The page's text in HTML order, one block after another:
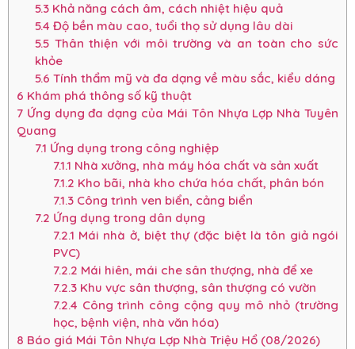
5.3Khả năng cách âm, cách nhiệt hiệu quả
5.4 Độ bền màu cao, tuổi thọ sử dụng lâu dài
5.5Thân thiện với môi trường và an toàn cho sức
khỏe
5.6 Tính thẩm mỹ và đa dạng về màu sắc, kiểu dáng
6 Khám phá thông số kỹ thuật
7 Ứng dụng đa dạng của Mái Tôn Nhựa Lợp Nhà Tuyên
Quang
7.1 Ứng dụng trong công nghiệp
7.1.1 Nhà xưởng, nhà máy hóa chất và sản xuất
7.1.2 Kho bãi, nhà kho chứa hóa chất, phân bón
7.1.3Công trình ven biển, cảng biển
7.2 Ứng dụng trong dân dụng
7.2.1 Mái nhà ở, biệt thự (đặc biệt là tôn giả ngói
PVC)
7.2.2 Mái hiên, mái che sân thượng, nhà để xe
7.2.3Khu vực sân thượng, sân thượng có vườn
7.2.4 Công trình công cộng quy mô nhỏ (trường
học, bệnh viện, nhà văn hóa)
8 Báo giá Mái Tôn Nhựa Lợp Nhà Triệu Hổ (08/2026)